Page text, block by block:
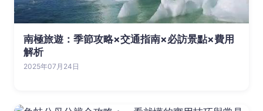
南極旅遊：季節攻略×交通指南×必訪景點×費用
解析
2025年07月24日